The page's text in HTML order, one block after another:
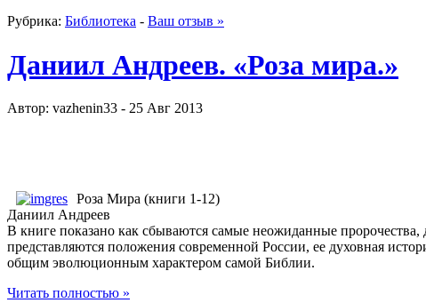
Рубрика: Библиотека - Ваш отзыв »
Даниил Андреев. «Роза мира.»
Автор: vazhenin33 - 25 Авг 2013
Роза Мира (книги 1-12)
Даниил Андреев
В книге показано как сбываются самые неожиданные
представляются положения современной России, ее духовная
общим эволюционным характером самой Библии.
Читать полностью »